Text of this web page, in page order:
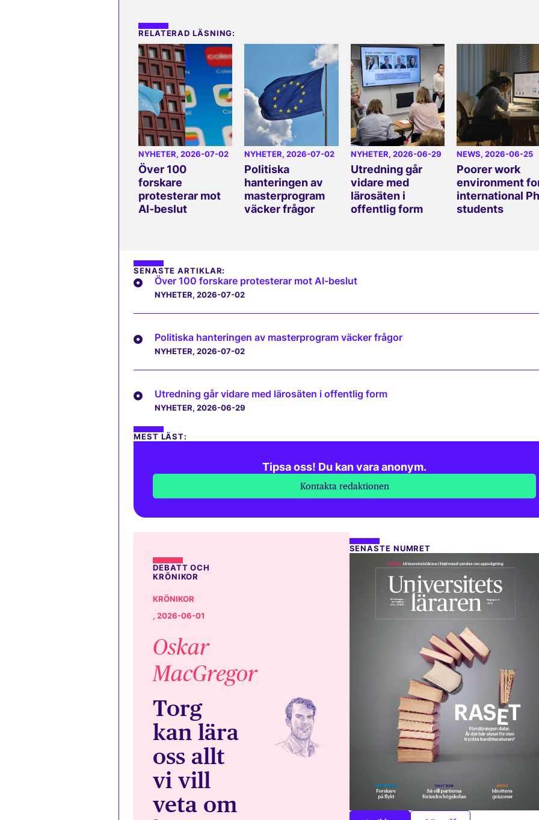
RELATERAD LÄSNING:
NYHETER, 2026-07-02
Över 100
forskare
protesterar mot
AI-beslut
NYHETER, 2026-07-02
Politiska
hanteringen av
masterprogram
väcker frågor
NYHETER, 2026-06-29
Utredning går
vidare med
lärosäten i
offentlig form
NEWS, 2026-06-25
Poorer work
environment
international
students
SENASTE ARTIKLAR:
Över 100 forskare protesterar mot AI-beslut
NYHETER, 2026-07-02
Politiska hanteringen av masterprogram väcker frågor
NYHETER, 2026-07-02
Utredning går vidare med lärosäten i offentlig form
NYHETER, 2026-06-29
MEST LÄST:
Tipsa oss! Du kan vara anonym.
Kontakta redaktionen
DEBATT OCH
KRÖNIKOR
KRÖNIKOR
, 2026-06-01
Oskar
MacGregor
Torg
kan lära
oss allt
vi vill
veta om
SENASTE NUMRET